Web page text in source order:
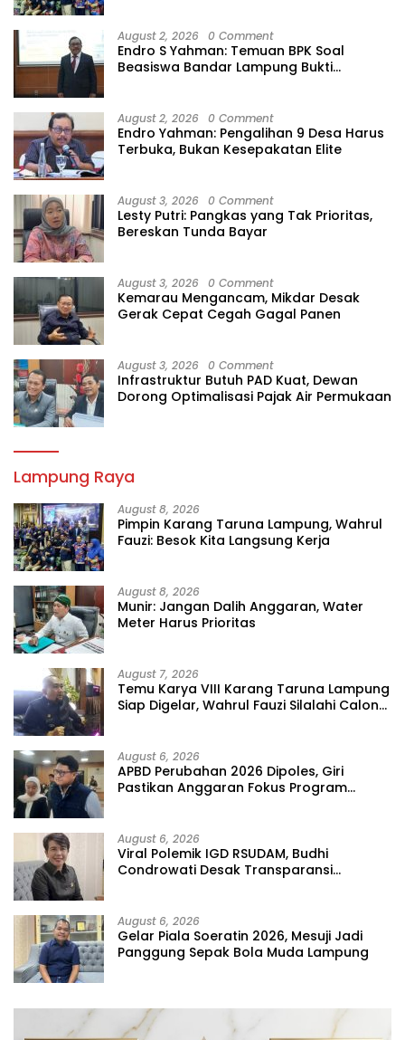
August 2, 2026 0 Comment
Endro S Yahman: Temuan BPK Soal
Beasiswa Bandar Lampung Bukti
August 2, 2026 0 Comment
Endro Yahman: Pengalihan 9 Desa Harus
Terbuka, Bukan Kesepakatan Elite
August 3, 2026 0 Comment
Lesty Putri: Pangkas yang Tak Prioritas,
Bereskan Tunda Bayar
August 3, 2026 0 Comment
Kemarau Mengancam, Mikdar Desak
Gerak Cepat Cegah Gagal Panen
August 3, 2026 0 Comment
Infrastruktur Butuh PAD Kuat, Dewan
Dorong Optimalisasi Pajak Air Permukaan
Lampung Raya
August 8, 2026
Pimpin Karang Taruna Lampung, Wahrul
Fauzi: Besok Kita Langsung Kerja
August 8, 2026
Munir: Jangan Dalih Anggaran, Water
Meter Harus Prioritas
August 7, 2026
Temu Karya VIII Karang Taruna Lampung
Siap Digelar, Wahrul Fauzi Silalahi Calon
August 6, 2026
APBD Perubahan 2026 Dipoles, Giri
Pastikan Anggaran Fokus Program
August 6, 2026
Viral Polemik IGD RSUDAM, Budhi
Condrowati Desak Transparansi
August 6, 2026
Gelar Piala Soeratin 2026, Mesuji Jadi
Panggung Sepak Bola Muda Lampung